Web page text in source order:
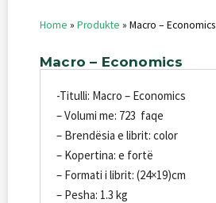
Home » Produkte » Macro – Economics
Macro – Economics
-Titulli: Macro – Economics
– Volumi me: 723 faqe
– Brendësia e librit: color
– Kopertina: e fortë
– Formati i librit: (24×19)cm
– Pesha: 1.3 kg